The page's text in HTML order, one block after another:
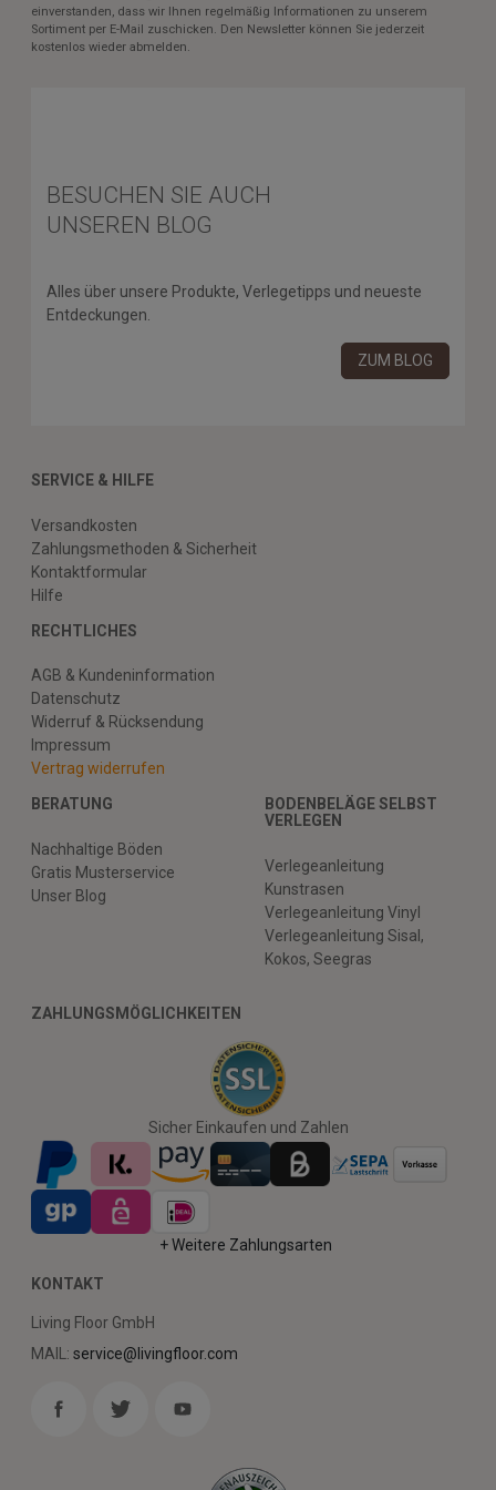
einverstanden, dass wir Ihnen regelmäßig Informationen zu unserem
Sortiment per E-Mail zuschicken. Den Newsletter können Sie jederzeit
kostenlos wieder abmelden.
BESUCHEN SIE AUCH
UNSEREN BLOG
Alles über unsere Produkte, Verlegetipps und neueste
Entdeckungen.
ZUM BLOG
SERVICE & HILFE
Versandkosten
Zahlungsmethoden & Sicherheit
Kontaktformular
Hilfe
RECHTLICHES
AGB & Kundeninformation
Datenschutz
Widerruf & Rücksendung
Impressum
Vertrag widerrufen
BERATUNG
Nachhaltige Böden
Gratis Musterservice
Unser Blog
BODENBELÄGE SELBST
VERLEGEN
Verlegeanleitung
Kunstrasen
Verlegeanleitung Vinyl
Verlegeanleitung Sisal,
Kokos, Seegras
ZAHLUNGSMÖGLICHKEITEN
Sicher Einkaufen und Zahlen
+ Weitere Zahlungsarten
KONTAKT
Living Floor GmbH
MAIL: service@livingfloor.com